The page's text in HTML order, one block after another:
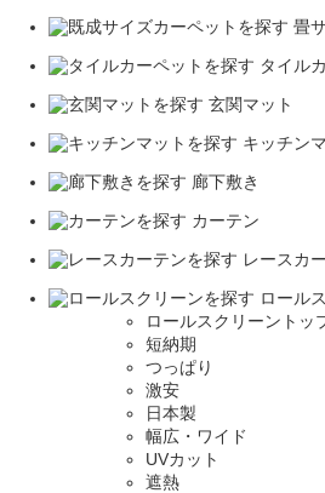
畳
タイル
玄関マット
キッチン
廊下敷き
カーテン
レースカ
ロール
ロールスクリーントッ
短納期
つっぱり
激安
日本製
幅広・ワイド
UVカット
遮熱